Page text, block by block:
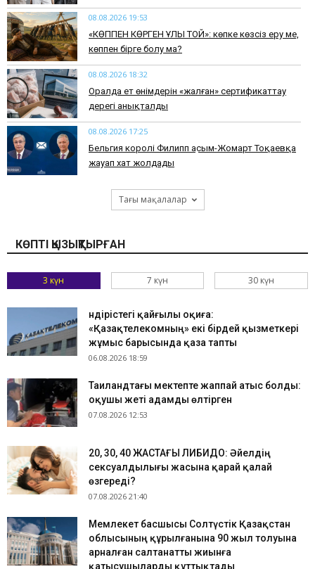
08.08.2026 19:53
​«КӨППЕН КӨРГЕН ҰЛЫ ТОЙ»: көпке көзсіз еру ме,
көппен бірге болу ма?
08.08.2026 18:32
Оралда ет өнімдерін «жалған» сертификаттау
дерегі анықталды
08.08.2026 17:25
Бельгия королі Филипп Қасым-Жомарт Тоқаевқа
жауап хат жолдады
Тағы мақалалар
КӨПТІ ҚЫЗЫҚТЫРҒАН
3 күн 7 күн 30 күн
Өндірістегі қайғылы оқиға:
«Қазақтелекомның» екі бірдей қызметкері
жұмыс барысында қаза тапты
06.08.2026 18:59
Таиландтағы мектепте жаппай атыс болды:
оқушы жеті адамды өлтірген
07.08.2026 12:53
​20, 30, 40 ЖАСТАҒЫ ЛИБИДО: Әйелдің
сексуалдылығы жасына қарай қалай
өзгереді?
07.08.2026 21:40
Мемлекет басшысы Солтүстік Қазақстан
облысының құрылғанына 90 жыл толуына
арналған салтанатты жиынға
қатысушыларды құттықтады